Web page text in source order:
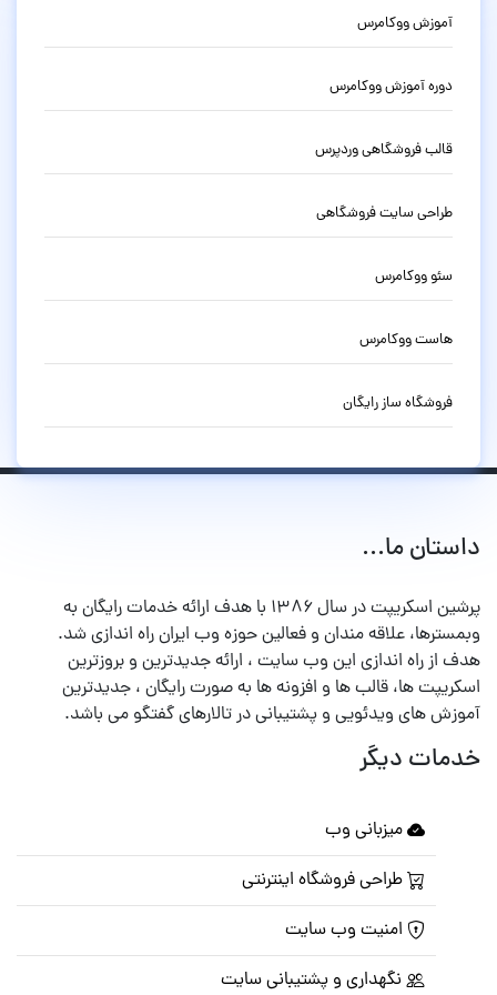
آموزش ووکامرس
دوره آموزش ووکامرس
قالب فروشگاهی وردپرس
طراحی سایت فروشگاهی
سئو ووکامرس
هاست ووکامرس
فروشگاه ساز رایگان
داستان ما...
پرشین اسکریپت در سال ۱۳۸۶ با هدف ارائه خدمات رایگان به
وبمسترها، علاقه مندان و فعالین حوزه وب ایران راه اندازی شد.
هدف از راه اندازی این وب سایت ، ارائه جدیدترین و بروزترین
اسکریپت ها، قالب ها و افزونه ها به صورت رایگان ، جدیدترین
آموزش های ویدئویی و پشتیبانی در تالارهای گفتگو می باشد.
خدمات دیگر
میزبانی وب
طراحی فروشگاه اینترنتی
امنیت وب سایت
نگهداری و پشتیبانی سایت